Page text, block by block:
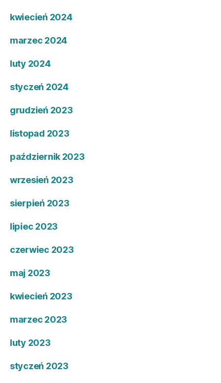
kwiecień 2024
marzec 2024
luty 2024
styczeń 2024
grudzień 2023
listopad 2023
październik 2023
wrzesień 2023
sierpień 2023
lipiec 2023
czerwiec 2023
maj 2023
kwiecień 2023
marzec 2023
luty 2023
styczeń 2023